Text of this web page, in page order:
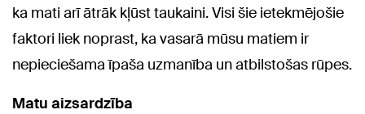
ka mati arī ātrāk kļūst taukaini. Visi šie ietekmējošie
faktori liek noprast, ka vasarā mūsu matiem ir
nepieciešama īpaša uzmanība un atbilstošas rūpes.
Matu aizsardzība